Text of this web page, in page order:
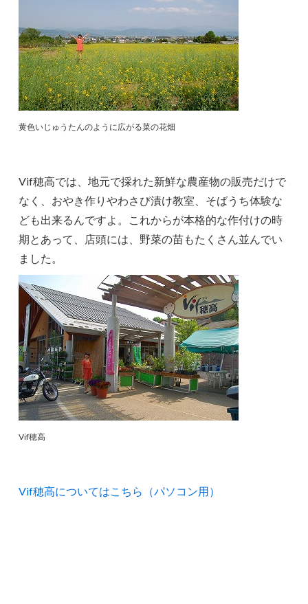
黄色いじゅうたんのように広がる菜の花畑
Vif穂高では、地元で採れた新鮮な農産物の販売だけで
なく、おやき作りやわさび漬け教室、そばうち体験な
ども出来るんですよ。これからが本格的な作付けの時
期とあって、店頭には、野菜の苗もたくさん並んでい
ました。
Vif穂高
Vif穂高についてはこちら（パソコン用）